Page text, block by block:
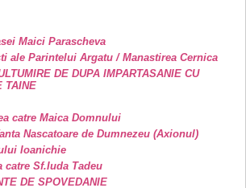
Maici Parascheva
ale Parintelui Argatu / Manastirea Cernica
DE DUPA IMPARTASANIE CU
TAINE
catre Maica Domnului
Nascatoare de Dumnezeu (Axionul)
Ioanichie
catre Sf.Iuda Tadeu
DE SPOVEDANIE